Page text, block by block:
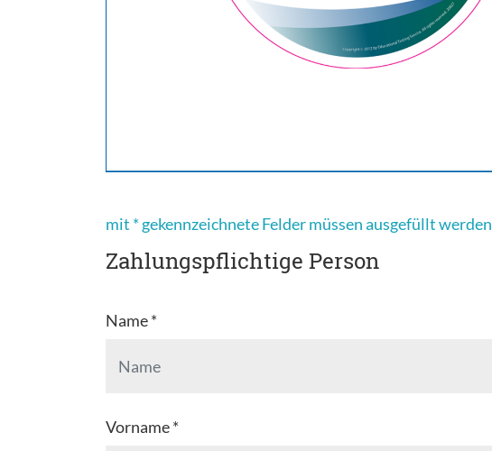
mit * gekennzeichnete Felder müssen ausgefüllt werden
Zahlungspflichtige Person
Name *
Vorname *